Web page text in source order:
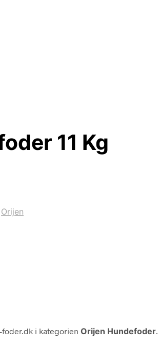
11 Kg
Orijen
foder.dk i kategorien Orijen Hundefoder